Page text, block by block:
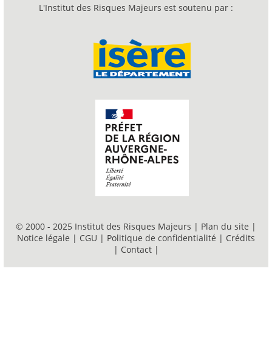
L'Institut des Risques Majeurs est soutenu par :
© 2000 - 2025 Institut des Risques Majeurs | Plan du site |
Notice légale | CGU | Politique de confidentialité | Crédits
| Contact |